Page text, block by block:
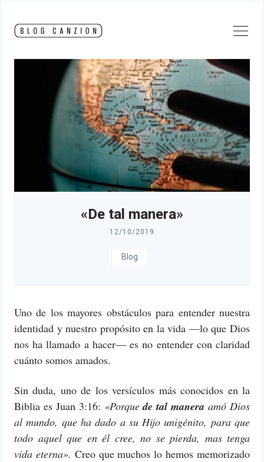
content
«De tal manera»
12/10/2019
Blog
Uno de los mayores obstáculos para entender nuestra
identidad y nuestro propósito en la vida —lo que Dios
nos ha llamado a hacer— es no entender con claridad
cuánto somos amados.
Sin duda, uno de los versículos más conocidos en la
Biblia es Juan 3:16: «Porquede tal manera amó Dios
al mundo, que ha dado a su Hijo unigénito, para que
todo aquel que en él cree, no se pierda, mas tenga
vida eterna». Creo que muchos lo hemos memorizado